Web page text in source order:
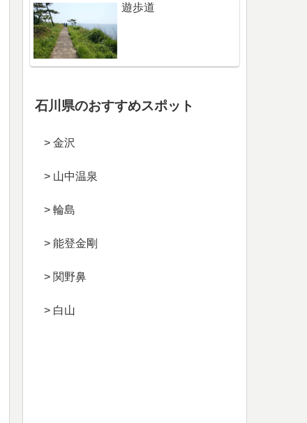
遊歩道
石川県のおすすめスポット
> 金沢
> 山中温泉
> 輪島
> 能登金剛
> 関野鼻
> 白山